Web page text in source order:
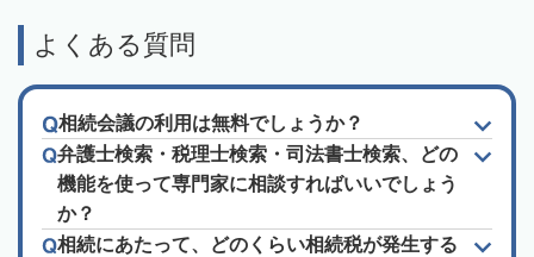
よくある質問
相続会議の利用は無料でしょうか？
弁護士検索・税理士検索・司法書士検索、どの
機能を使って専門家に相談すればいいでしょう
か？
相続にあたって、どのくらい相続税が発生する